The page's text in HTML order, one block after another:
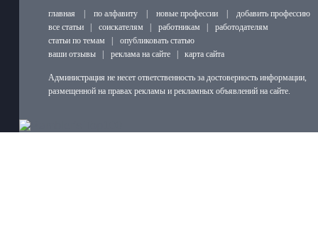
главная по алфавиту новые профессии
добавить профессию
все статьи
соискателям работникам
работодателям
статьи по темам
опубликовать статью
ваши отзывы
реклама на сайте карта сайта
Администрация не несет ответственность за достоверность информации,
размещенной на правах рекламы и рекламных объявлений на сайте.